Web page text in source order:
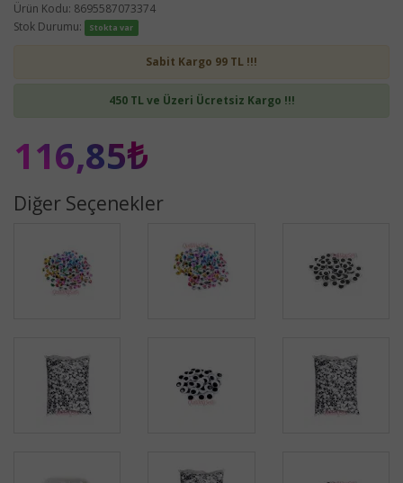
Ürün Kodu: 8695587073374
Stok Durumu:
Stokta var
Sabit Kargo 99 TL !!!
450 TL ve Üzeri Ücretsiz Kargo !!!
116,85₺
Diğer Seçenekler